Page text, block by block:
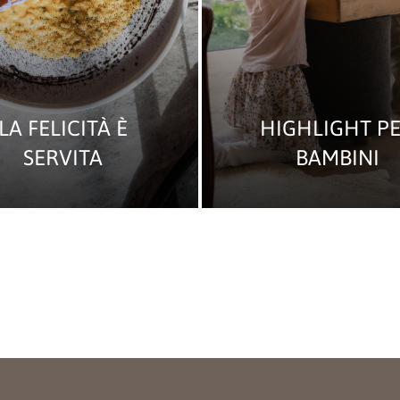
FELICITÀ È
SERVITA
HIGHLIGHT
BAMBINI